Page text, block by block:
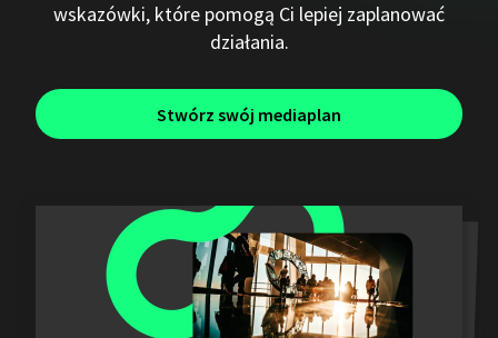
wskazówki, które pomogą Ci lepiej zaplanować
działania.
Stwórz swój mediaplan